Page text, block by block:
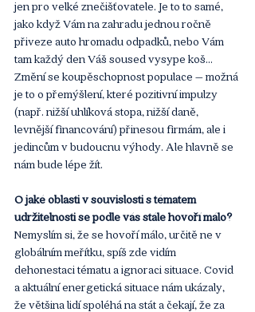
jen pro velké znečišťovatele. Je to to samé,
jako když Vám na zahradu jednou ročně
přiveze auto hromadu odpadků, nebo Vám
tam každý den Váš soused vysype koš…
Změní se koupěschopnost populace – možná
je to o přemýšlení, které pozitivní impulzy
(např. nižší uhlíková stopa, nižší daně,
levnější financování) přinesou firmám, ale i
jedincům v budoucnu výhody. Ale hlavně se
nám bude lépe žít.
O jaké oblasti v souvislosti s tématem
udržitelnosti se podle vás stále hovoří málo?
Nemyslím si, že se hovoří málo, určitě ne v
globálním meřítku, spíš zde vidím
dehonestaci tématu a ignoraci situace. Covid
a aktuální energetická situace nám ukázaly,
že většina lidí spoléhá na stát a čekají, že za